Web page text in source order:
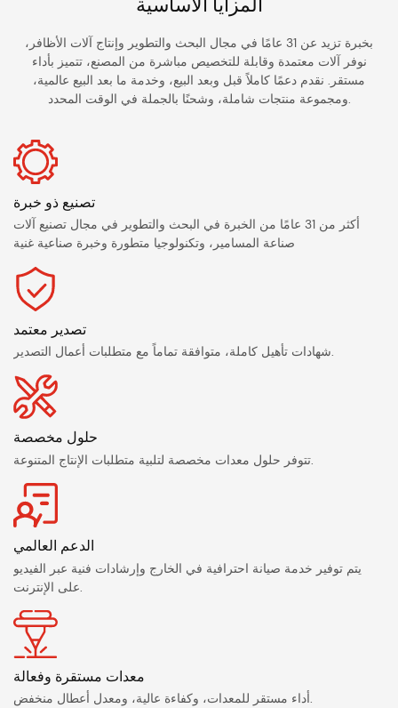
بخبرة تزيد عن 31 عامًا في مجال البحث والتطوير وإنتاج آلات الأظافر،
نوفر آلات معتمدة وقابلة للتخصيص مباشرة من المصنع، تتميز بأداء
مستقر. نقدم دعمًا كاملاً قبل وبعد البيع، وخدمة ما بعد البيع عالمية،
ومجموعة منتجات شاملة، وشحنًا بالجملة في الوقت المحدد.
تصنيع ذو خبرة
أكثر من 31 عامًا من الخبرة في البحث والتطوير في مجال تصنيع آلات
صناعة المسامير، وتكنولوجيا متطورة وخبرة صناعية غنية
تصدير معتمد
شهادات تأهيل كاملة، متوافقة تماماً مع متطلبات أعمال التصدير.
حلول مخصصة
تتوفر حلول معدات مخصصة لتلبية متطلبات الإنتاج المتنوعة.
الدعم العالمي
يتم توفير خدمة صيانة احترافية في الخارج وإرشادات فنية عبر الفيديو
معدات مستقرة وفعالة
أداء مستقر للمعدات، وكفاءة عالية، ومعدل أعطال منخفض.